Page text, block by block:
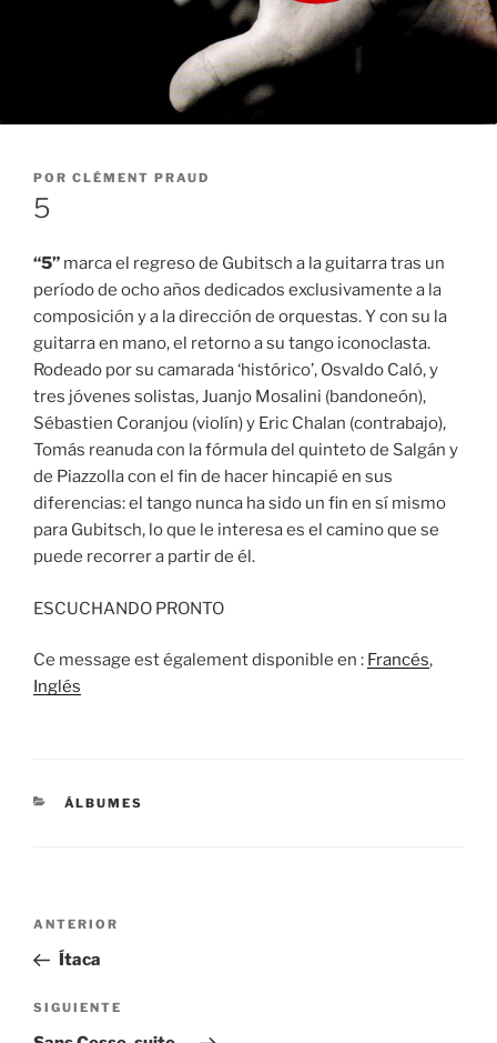
PUBLICADO
EL
POR CLÉMENT PRAUD
5
“5” marca el regreso de Gubitsch a la guitarra tras un
período de ocho años dedicados exclusivamente a la
composición y a la dirección de orquestas. Y con su la
guitarra en mano, el retorno a su tango iconoclasta.
Rodeado por su camarada ‘histórico’, Osvaldo Caló, y
tres jóvenes solistas, Juanjo Mosalini (bandoneón),
Sébastien Coranjou (violín) y Eric Chalan (contrabajo),
Tomás reanuda con la fórmula del quinteto de Salgán y
de Piazzolla con el fin de hacer hincapié en sus
diferencias: el tango nunca ha sido un fin en sí mismo
para Gubitsch, lo que le interesa es el camino que se
puede recorrer a partir de él.
ESCUCHANDO PRONTO
Ce message est également disponible en : Francés
Inglés
CATEGORÍAS
ÁLBUMES
Navegación
entradas
Entrada
anterior:
ANTERIOR
Ítaca
Siguiente
entrada
SIGUIENTE